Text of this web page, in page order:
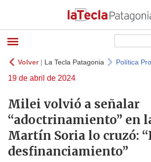
Volver| La Tecla Patagonia Política
19 de abril de 2024
Milei volvió a señalar
“adoctrinamiento” en
Martín Soria lo cruzó:
desfinanciamiento”